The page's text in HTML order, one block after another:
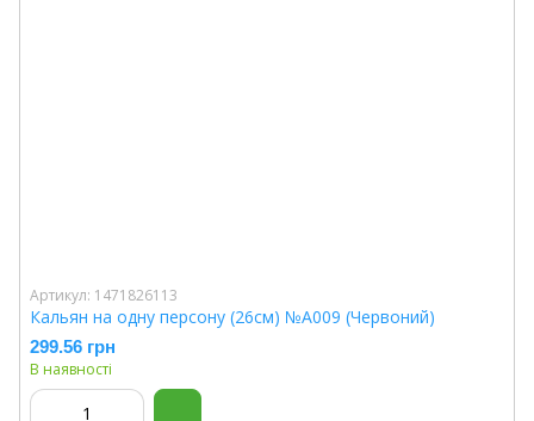
Артикул: 1471826113
Кальян на одну персону (26см) №A009 (Червоний)
299.56 грн
В наявності